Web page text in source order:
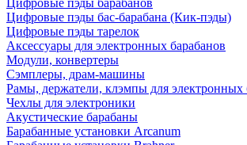
Цифровые пэды барабанов
Цифровые пэды бас-барабана (Кик-пэды)
Цифровые пэды тарелок
Аксессуары для электронных барабанов
Модули, конвертеры
Сэмплеры, драм-машины
Рамы, держатели, клэмпы для электронных
Чехлы для электроники
Акустические барабаны
Барабанные установки Arcanum